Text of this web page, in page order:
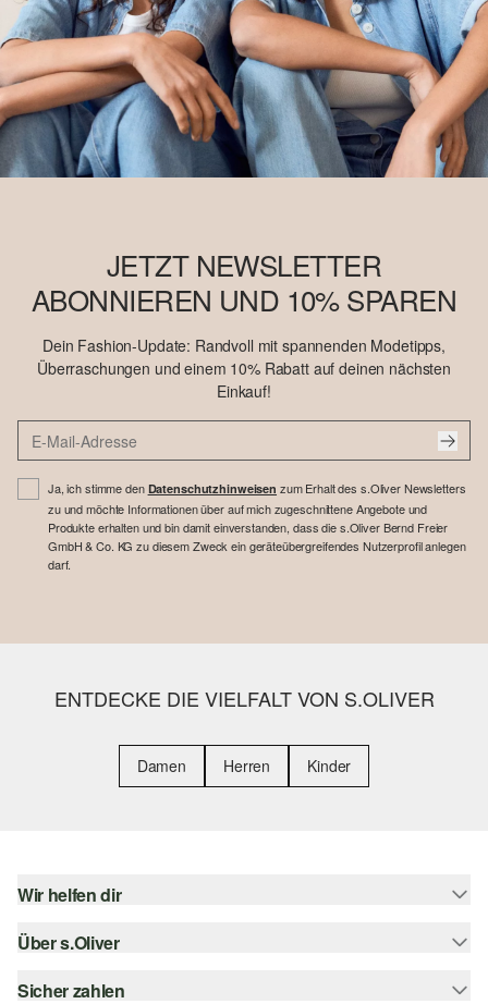
JETZT NEWSLETTER
ABONNIEREN UND 10% SPAREN
Dein Fashion-Update: Randvoll mit spannenden Modetipps,
Überraschungen und einem 10% Rabatt auf deinen nächsten
Einkauf!
Ja, ich stimme den Datenschutzhinweisen zum Erhalt des s.Oliver Newsletters
zu und möchte Informationen über auf mich zugeschnittene Angebote und
Produkte erhalten und bin damit einverstanden, dass die s.Oliver Bernd Freier
GmbH & Co. KG zu diesem Zweck ein geräteübergreifendes Nutzerprofil anlegen
darf.
ENTDECKE DIE VIELFALT VON S.OLIVER
Damen Herren Kinder
Wir helfen dir
Hilfe & FAQ
Größenberatung
Über s.Oliver
Newsletter
Sicher zahlen